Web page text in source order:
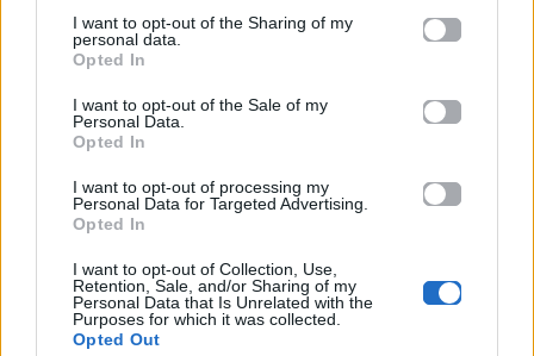
I want to opt-out of the Sharing of my
personal data.
Opted In
I want to opt-out of the Sale of my
Personal Data.
Opted In
I want to opt-out of processing my
Personal Data for Targeted Advertising.
Opted In
I want to opt-out of Collection, Use,
Retention, Sale, and/or Sharing of my
Personal Data that Is Unrelated with the
Purposes for which it was collected.
Opted Out
σχετικά με τοMad.gr, επισκεφτείτε μας στο
Facebook, επικοινωνήστε μέσω
Met Gala 2026
Ακολουθήστε το
Mad.gr στο Google